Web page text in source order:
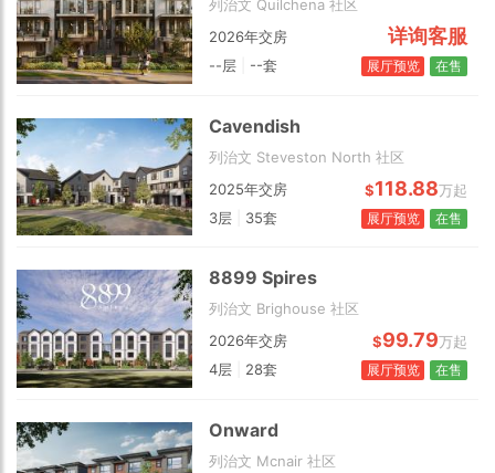
2 km
列治文 Quilchena 社区
2026年交房
详询客服
--层 --套 在售
展厅预览
Cavendish
列治文 Steveston North 社区
2025年交房
$118.88万起
3层
35套 在售
展厅预览
8899 Spires
列治文 Brighouse 社区
2026年交房
$99.79万起
4层
28套 在售
展厅预览
Onward
列治文 Mcnair 社区